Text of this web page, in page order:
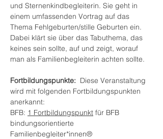
und Sternenkindbegleiterin. Sie geht in
einem umfassenden Vortrag auf das
Thema Fehlgeburten/stille Geburten ein.
Dabei klärt sie über das Tabuthema, das
keines sein sollte, auf und zeigt, worauf
man als Familienbegleiterin achten sollte.
Fortbildungspunkte: Diese Veranstaltung
wird mit folgenden Fortbildungspunkten
anerkannt:
BFB: 1 Fortbildungspunkt für BFB
bindungsorientierte
Familienbegleiter*innen®